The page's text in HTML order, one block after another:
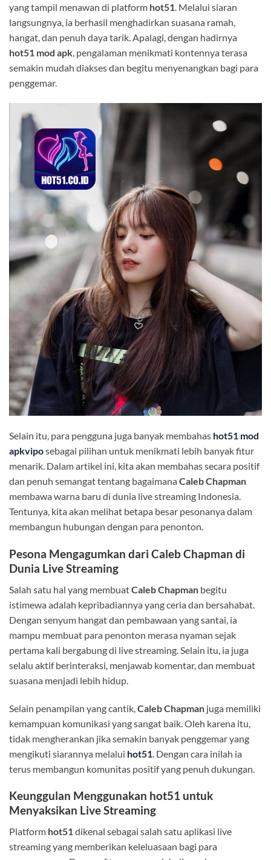
yang tampil menawan di platform hot51 . Melalui siaran
langsungnya, ia berhasil menghadirkan suasana ramah,
hangat, dan penuh daya tarik. Apalagi, dengan hadirnya
hot51 mod apk , pengalaman menikmati kontennya terasa
semakin mudah diakses dan begitu menyenangkan bagi para
penggemar.
Selain itu, para pengguna juga banyak membahas hot51 mod
apkviposebagai pilihan untuk menikmati lebih banyak fitur
menarik. Dalam artikel ini, kita akan membahas secara positif
dan penuh semangat tentang bagaimanaCaleb Chapman
membawa warna baru di dunia live streaming Indonesia.
Tentunya, kita akan melihat betapa besar pesonanya dalam
membangun hubungan dengan para penonton.
Pesona Mengagumkan dari Caleb Chapman di
Dunia Live Streaming
Salah satu hal yang membuatCaleb Chapman begitu
istimewa adalah kepribadiannya yang ceria dan bersahabat.
Dengan senyum hangat dan pembawaan yang santai, ia
mampu membuat para penonton merasa nyaman sejak
pertama kali bergabung di live streaming. Selain itu, ia juga
selalu aktif berinteraksi, menjawab komentar, dan membuat
suasana menjadi lebih hidup.
Selain penampilan yang cantik, Caleb Chapman juga memiliki
kemampuan komunikasi yang sangat baik. Oleh karena itu,
tidak mengherankan jika semakin banyak penggemar yang
mengikuti siarannya melalui hot51 . Dengan cara inilah ia
terus membangun komunitas positif yang penuh dukungan.
Keunggulan Menggunakan hot51 untuk
Menyaksikan Live Streaming
Platform hot51dikenal sebagai salah satu aplikasi live
streaming yang memberikan keleluasaan bagi para